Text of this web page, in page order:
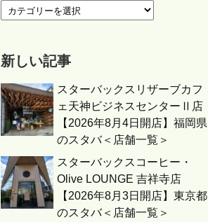
新しい記事
スターバックスリザーブカフ
ェ天神ビジネスセンターⅡ店
【2026年8月4日開店】福岡県
のスタバ＜店舗一覧＞
スターバックスコーヒー・
Olive LOUNGE 吉祥寺店
【2026年8月3日開店】東京都
のスタバ＜店舗一覧＞